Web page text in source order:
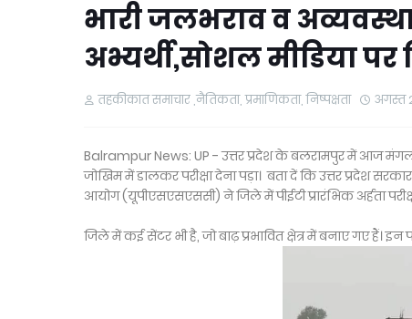
भारी जलभराव व
अभ्यर्थी,सोशल मीडिया
तहकीकात समाचार ,नैतिकता, प्रमाणिकता, निष्पक्षता अगस्त
Balrampur News: UP - उत्तर प्रदेश के बलरामपुर में आज
जोखिम में डालकर परीक्षा देना पड़ा। बता दें कि उत्तर प्रदेश
आयोग (यूपीएसएसएससी) ने जिले में पीईटी प्रारंभिक अर्हता
जिले में कई सेंटर भी है, जो बाढ़ प्रभावित क्षेत्र में बनाए गए हैं। इन